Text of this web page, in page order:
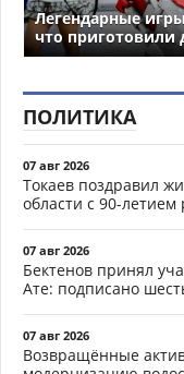
Легендарные
что приготовили
ПОЛИТИКА
07 авг 2026
Токаев поздравил
области с 90-летием
07 авг 2026
Бектенов принял
Ате: подписано
07 авг 2026
Возвращённые